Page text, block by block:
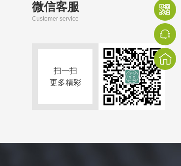
微信客服
Customer service
扫一扫
更多精彩